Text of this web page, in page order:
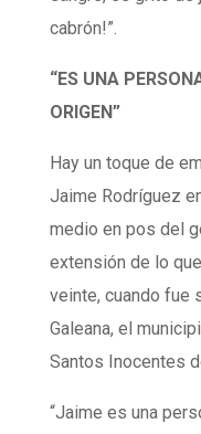
cabrón!”.
“ES UNA
ORIGEN”
Hay un toque de
Jaime Rodríguez
medio en pos del
extensión de lo
veinte, cuando fue
Galeana, el
Santos Inocentes
“Jaime es una